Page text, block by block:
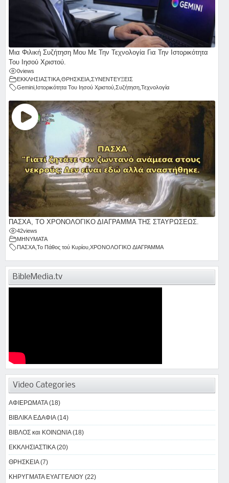
Μια Φιλική Συζήτηση Μου Με Την Τεχνολογία Για Την Ιστορικότητα
Του Ιησού Χριστού.
0views
ΕΚΚΛΗΣΙΑΣΤΙΚΑ ΘΡΗΣΚΕΙΑ ΣΥΝΕΝΤΕΥΞΕΙΣ
Gemini Ιστορικότητα Του Ιησού Χριστού Συζήτηση Τεχνολογία
ΠΑΣΧΑ, ΤΟ ΧΡΟΝΟΛΟΓΙΚΟ ΔΙΑΓΡΑΜΜΑ ΤΗΣ ΣΤΑΥΡΩΣΕΩΣ.
42views
ΜΗΝΥΜΑΤΑ
ΠΑΣΧΑ Το Πάθος τού Κυρίου ΧΡΟΝΟΛΟΓΙΚΟ ΔΙΑΓΡΑΜΜΑ
BibleMedia.tv
Video Categories
ΑΦΙΕΡΩΜΑΤΑ (18)
ΒΙΒΛΙΚΑ ΕΔΑΦΙΑ (14)
ΒΙΒΛΟΣ και ΚΟΙΝΩΝΙΑ (18)
ΕΚΚΛΗΣΙΑΣΤΙΚΑ (20)
ΘΡΗΣΚΕΙΑ (7)
ΚΗΡΥΓΜΑΤΑ ΕΥΑΓΓΕΛΙΟΥ (22)